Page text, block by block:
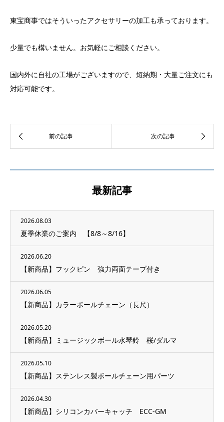
東宝商事ではそういったアクセサリーの加工も承っております。
少量でも構いません。お気軽にご相談ください。
国内外に自社の工場がございますので、短納期・大量ご注文にも
対応可能です。
最新記事
2026.08.03
夏季休業のご案内 【8/8～8/16】
2026.06.20
【新商品】フックピン 強力両面テープ付き
2026.06.05
【新商品】カラーボールチェーン（長尺）
2026.05.20
【新商品】ミュージックボール水琴鈴 桜/ダルマ
2026.05.10
【新商品】ステンレス製ボールチェーン用パーツ
2026.04.30
【新商品】シリコンカバーキャッチ ECC-GM